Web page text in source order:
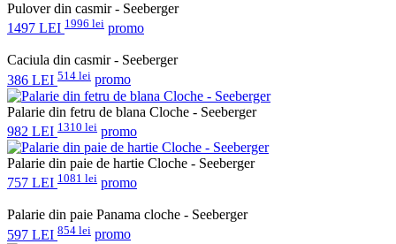
Pulover din casmir - Seeberger
1497 LEI 1996 lei promo
Caciula din casmir - Seeberger
386 LEI 514 lei promo
Palarie din fetru de blana Cloche - Seeberger
982 LEI 1310 lei promo
Palarie din paie de hartie Cloche - Seeberger
757 LEI 1081 lei promo
Palarie din paie Panama cloche - Seeberger
597 LEI 854 lei promo